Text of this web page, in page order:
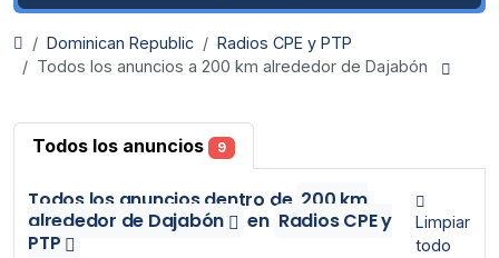
Dominican Republic
Radios CPE y PTP
Todos los anuncios a 200 km alrededor de Dajabón
Todos los anuncios 9
Todos los anunciosdentro de 200 km
alrededor de Dajabón
en Radios CPE y
PTP
Limpiar
todo